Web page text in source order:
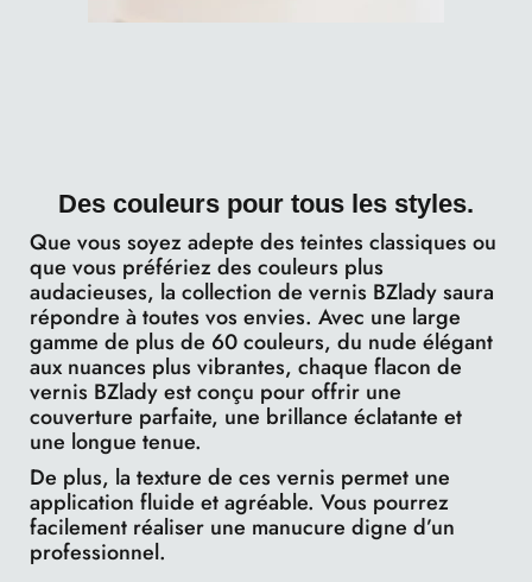
Des couleurs pour tous les styles.
Que vous soyez adepte des teintes classiques ou
que vous préfériez des couleurs plus
audacieuses, la collection de vernis BZlady saura
répondre à toutes vos envies. Avec une large
gamme de plus de 60 couleurs, du nude élégant
aux nuances plus vibrantes, chaque flacon de
vernis BZlady est conçu pour offrir une
couverture parfaite, une brillance éclatante et
une longue tenue.
De plus, la texture de ces vernis permet une
application fluide et agréable. Vous pourrez
facilement réaliser une manucure digne d’un
professionnel.